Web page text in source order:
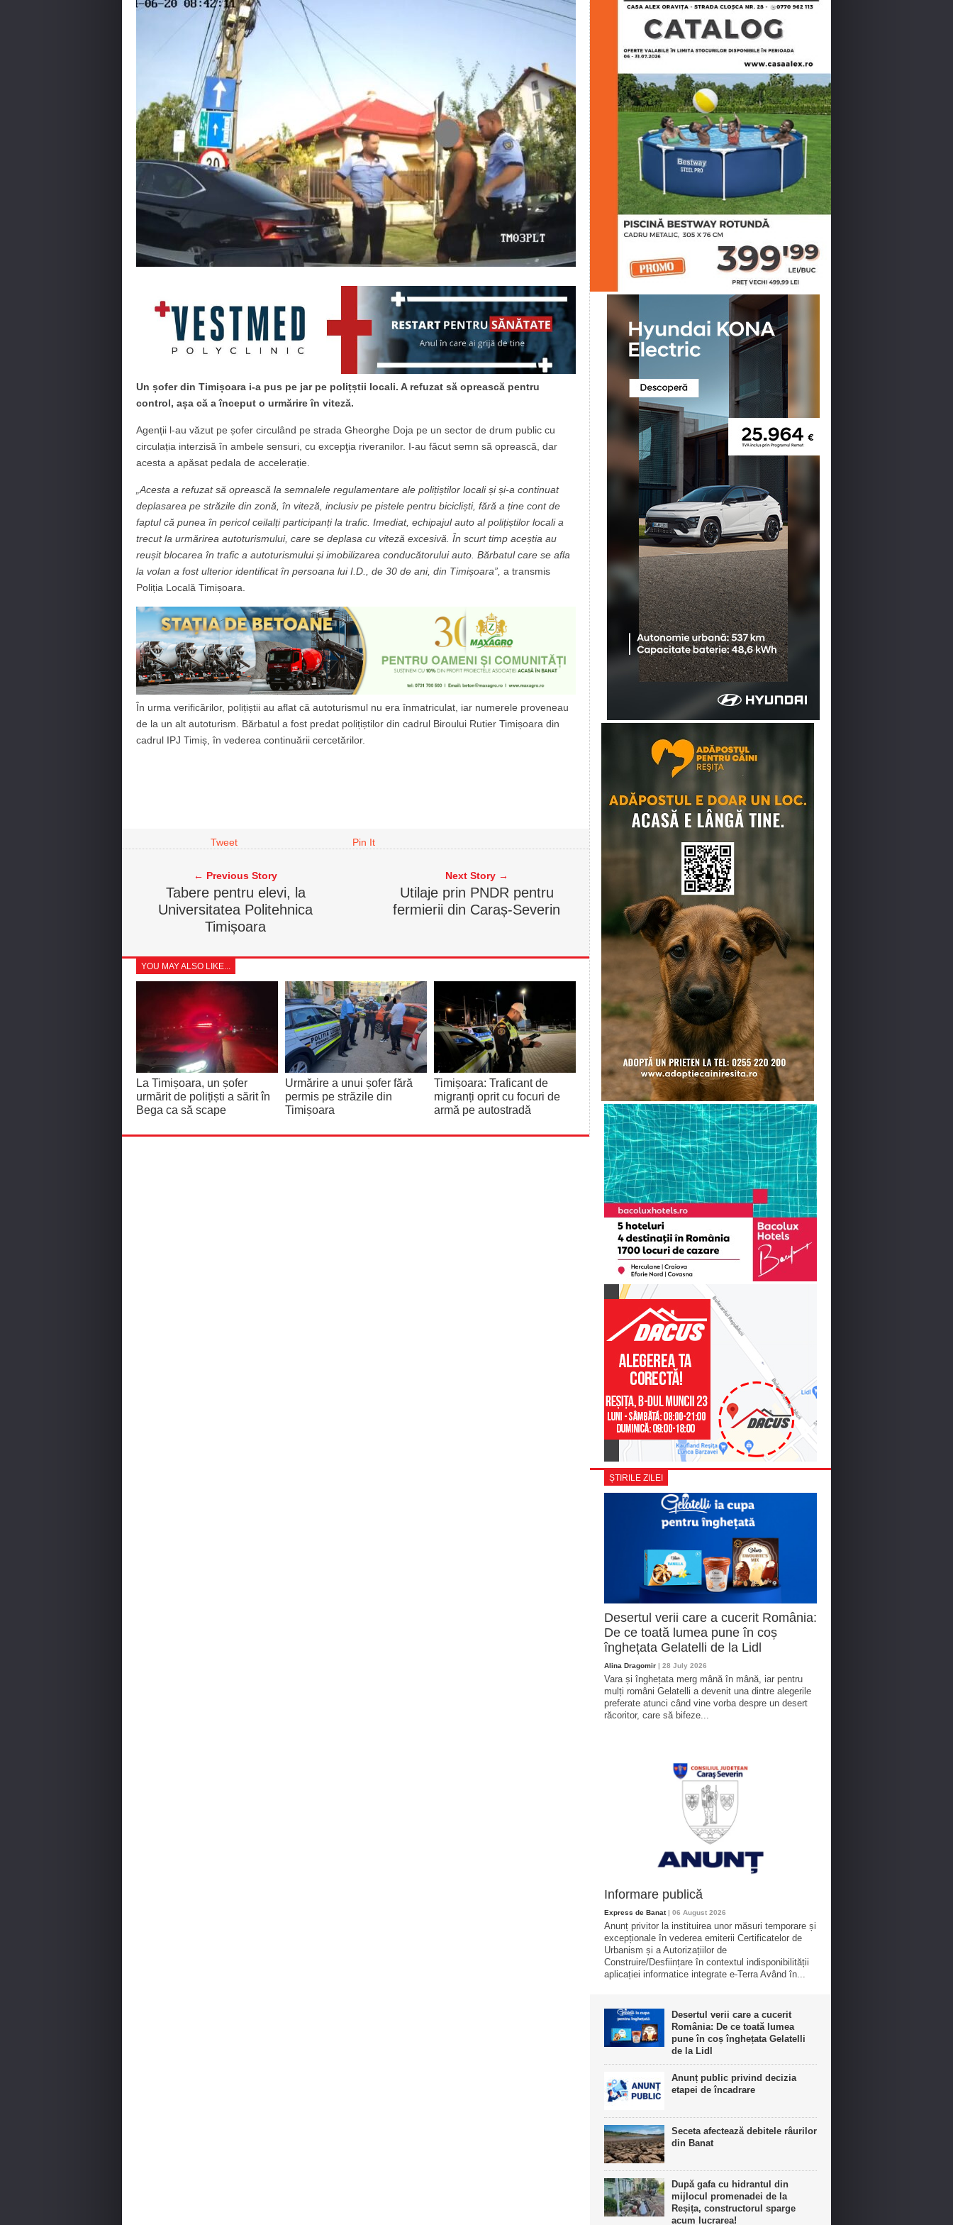
Un șofer din Timișoara i-a pus pe jar pe polițștii locali. A refuzat să oprească pentru
control, așa că a început o urmărire în viteză.
Agenții l-au văzut pe șofer circulând pe strada Gheorghe Doja pe un sector de drum public cu
circulația interzisă în ambele sensuri, cu excepţia riveranilor. I-au făcut semn să oprească, dar
acesta a apăsat pedala de accelerație.
„Acesta a refuzat să oprească la semnalele regulamentare ale polițiștilor locali și și-a continuat
deplasarea pe străzile din zonă, în viteză, inclusiv pe pistele pentru bicicliști, fără a ține cont de
faptul că punea în pericol ceilalți participanți la trafic. Imediat, echipajul auto al polițiștilor locali a
trecut la urmărirea autoturismului, care se deplasa cu viteză excesivă. În scurt timp aceștia au
reușit blocarea în trafic a autoturismului și imobilizarea conducătorului auto. Bărbatul care se afla
la volan a fost ulterior identificat în persoana lui I.D., de 30 de ani, din Timișoara”, a transmis
Poliția Locală Timișoara.
În urma verificărilor, polițiștii au aflat că autoturismul nu era înmatriculat, iar numerele proveneau
de la un alt autoturism. Bărbatul a fost predat polițiștilor din cadrul Biroului Rutier Timișoara din
cadrul IPJ Timiș, în vederea continuării cercetărilor.
Tweet Pin It
← Previous Story
Tabere pentru elevi, la
Universitatea Politehnica
Timișoara
Next Story →
Utilaje prin PNDR pentru
fermierii din Caraș-Severin
YOU MAY ALSO LIKE...
La Timișoara, un șofer
urmărit de polițiști a sărit în
Bega ca să scape
Urmărire a unui șofer fără
permis pe străzile din
Timișoara
Timișoara: Traficant de
migranți oprit cu focuri de
armă pe autostradă
ȘTIRILE ZILEI
Desertul verii care a cucerit România:
De ce toată lumea pune în coș
înghețata Gelatelli de la Lidl
Alina Dragomir | 28 July 2026
Vara și înghețata merg mână în mână, iar pentru
mulți români Gelatelli a devenit una dintre alegerile
preferate atunci când vine vorba despre un desert
răcoritor, care să bifeze...
Informare publică
Express de Banat| 06 August 2026
Anunț privitor la instituirea unor măsuri temporare și
excepționale în vederea emiterii Certificatelor de
Urbanism și a Autorizațiilor de
Construire/Desființare în contextul indisponibilității
aplicației informatice integrate e-Terra Având în...
Desertul verii care a cucerit
România: De ce toată lumea
pune în coș înghețata Gelatelli
de la Lidl
Anunț public privind decizia
etapei de încadrare
Seceta afectează debitele râurilor
din Banat
După gafa cu hidrantul din
mijlocul promenadei de la
Reșița, constructorul sparge
acum lucrarea!